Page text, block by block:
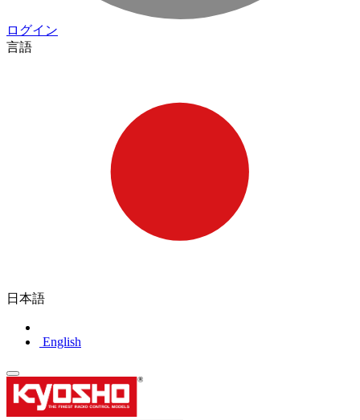
ログイン
言語
日本語
English